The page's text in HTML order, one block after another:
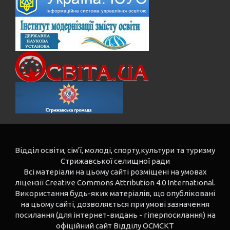
Відділ освіти, сім'ї, молоді, спорту,культури та туризму
Стрижавської селищної ради
Всі матеріали на цьому сайті розміщені на умовах
ліцензії Creative Commons Attribution 4.0 International.
Використання будь-яких матеріалів, що опубліковані
на цьому сайті, дозволяється при умові зазначення
посилання (для інтернет-видань - гіперпосилання) на
офіційний сайт Відділу ОСМСКТ